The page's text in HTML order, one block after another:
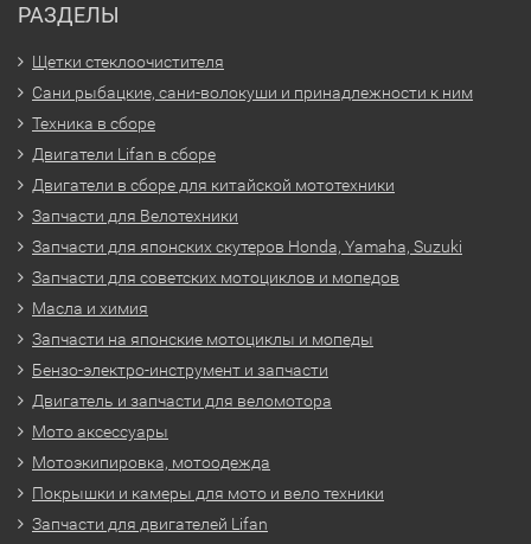
РАЗДЕЛЫ
Щетки стеклоочистителя
Сани рыбацкие, сани-волокуши и принадлежности к ним
Техника в сборе
Двигатели Lifan в сборе
Двигатели в сборе для китайской мототехники
Запчасти для Велотехники
Запчасти для японских скутеров Honda, Yamaha, Suzuki
Запчасти для советских мотоциклов и мопедов
Масла и химия
Запчасти на японские мотоциклы и мопеды
Бензо-электро-инструмент и запчасти
Двигатель и запчасти для веломотора
Мото аксессуары
Мотоэкипировка, мотоодежда
Покрышки и камеры для мото и вело техники
Запчасти для двигателей Lifan